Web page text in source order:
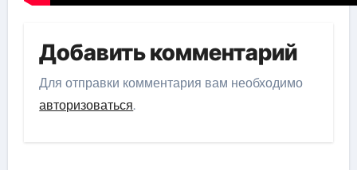
Добавить комментарий
Для отправки комментария вам необходимо
авторизоваться.